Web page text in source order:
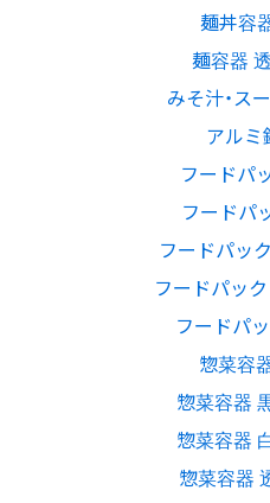
麺丼容器
麺容器 透
みそ汁・スー
アルミ
フードパ
フードパ
フードパッ
フードパック
フードパッ
惣菜容
惣菜容器
惣菜容器
惣菜容器